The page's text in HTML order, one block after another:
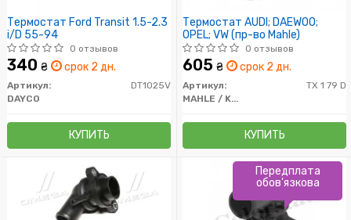
Термостат Ford Transit 1.5-2.3
i/D 55-94
0 отзывов
340 ₴ срок 2 дн.
Артикул:
DT1025V
DAYCO
КУПИТЬ
Термостат AUDI; DAEWOO;
OPEL; VW (пр-во Mahle)
0 отзывов
605 ₴ срок 2 дн.
Артикул:
TX 1 79 D
MAHLE / KNECHT
КУПИТЬ
Передплата
обов'язкова